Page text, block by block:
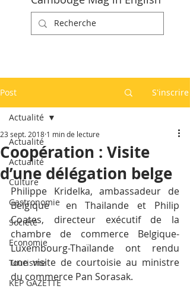
Post S'inscrire
Actualité
Actualité
Culture
Gastronomie
Société
Economie
Tourisme
KEP GAZETTE
Actualité
Coopération : Visite
d’une délégation belge
23 sept. 2018 1 min de lecture
Philippe Kridelka, ambassadeur de
Belgique  en Thailande et Philip
Coates, directeur exécutif de la
chambre de commerce Belgique-
Luxembourg-Thaïlande ont rendu
une visite de courtoisie au ministre
du commerce Pan Sorasak.